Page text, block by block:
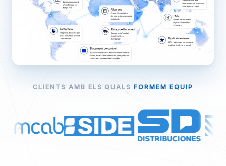
CLIENTS AMB ELS QUALSFORMEM EQUIP